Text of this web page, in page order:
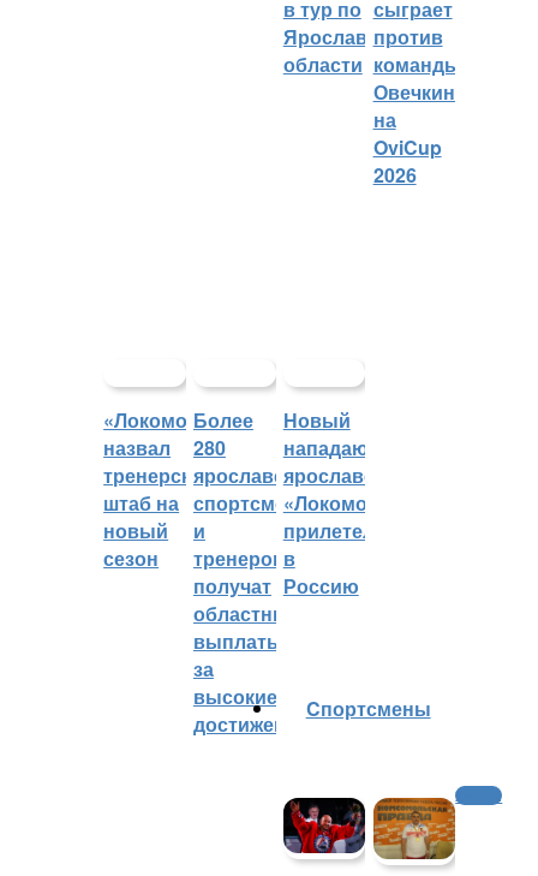
в тур по
Ярославской
области
сыграет
против
команды
Овечкина
на
OviCup
2026
«Локомотив»
назвал
тренерский
штаб на
новый
сезон
Более
280
ярославских
спортсменов
и
тренеров
получат
областные
выплаты
за
высокие
достижения
Новый
нападающий
ярославского
«Локомотива»
прилетел
в
Россию
Cпортсмены
Хоккей